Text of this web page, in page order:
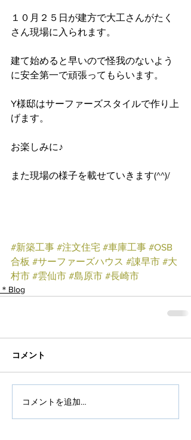
１０月２５日が建方で大工さんがたく
さん現場に入られます。
建て始めると早いので怪我のないよう
に安全第一で頑張ってもらいます。
Y様邸はサーファーズスタイルで作り上
げます。
お楽しみに♪
また現場の様子を載せていきます(^^)/
#新築工事 #注文住宅 #車庫工事 #OSB
合板 #サーファーズハウス #諌早市 #大
村市 #雲仙市 #島原市 #長崎市
＊Blog
コメント
コメントを追加…